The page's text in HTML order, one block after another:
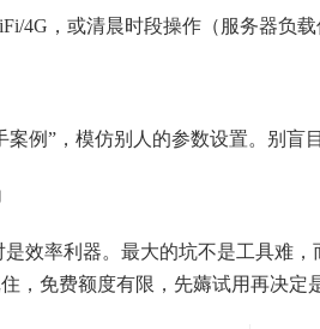
4G，或清晨时段操作（服务器负载
例”，模仿别人的参数设置。别盲
效率利器。最大的坑不是工具难
，免费额度有限，先薅试用再决